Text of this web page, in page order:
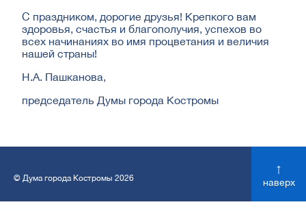
С праздником, дорогие друзья! Крепкого вам
здоровья, счастья и благополучия, успехов во
всех начинаниях во имя процветания и величия
нашей страны!
Н.А. Пашканова,
председатель Думы города Костромы
© Дума города Костромы 2026
↑
наверх